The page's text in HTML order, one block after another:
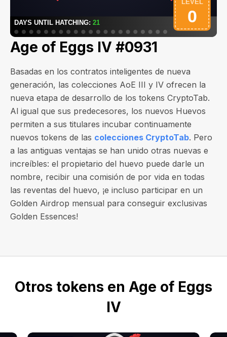
Age of Eggs IV #0931
Basadas en los contratos inteligentes de nueva
generación, las colecciones AoE III y IV ofrecen la
nueva etapa de desarrollo de los tokens CryptoTab.
Al igual que sus predecesores, los nuevos Huevos
permiten a sus titulares incubar continuamente
nuevos tokens de las colecciones CryptoTab. Pero
a las antiguas ventajas se han unido otras nuevas e
increíbles: el propietario del huevo puede darle un
nombre, recibir una comisión de por vida en todas
las reventas del huevo, ¡e incluso participar en un
Golden Airdrop mensual para conseguir exclusivas
Golden Essences!
Otros tokens en Age of Eggs
IV